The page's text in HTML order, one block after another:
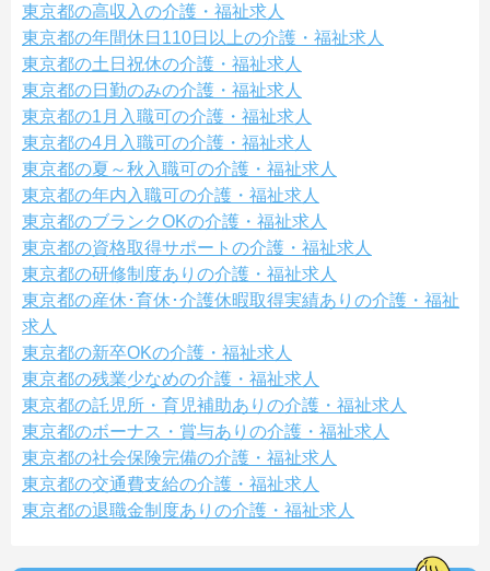
東京都の高収入の介護・福祉求人
東京都の年間休日110日以上の介護・福祉求人
東京都の土日祝休の介護・福祉求人
東京都の日勤のみの介護・福祉求人
東京都の1月入職可の介護・福祉求人
東京都の4月入職可の介護・福祉求人
東京都の夏～秋入職可の介護・福祉求人
東京都の年内入職可の介護・福祉求人
東京都のブランクOKの介護・福祉求人
東京都の資格取得サポートの介護・福祉求人
東京都の研修制度ありの介護・福祉求人
東京都の産休･育休･介護休暇取得実績ありの介護・福祉
求人
東京都の新卒OKの介護・福祉求人
東京都の残業少なめの介護・福祉求人
東京都の託児所・育児補助ありの介護・福祉求人
東京都のボーナス・賞与ありの介護・福祉求人
東京都の社会保険完備の介護・福祉求人
東京都の交通費支給の介護・福祉求人
東京都の退職金制度ありの介護・福祉求人